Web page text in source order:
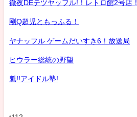
徹夜DEテツヤッフル!！レトロ館2号店！
剛Q超児ともっふる！
ヤナッフル ゲームだいすき6！放送局
ヒウラー総統の野望
魁!!アイドル塾!